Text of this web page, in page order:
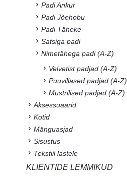
Padi Ankur
Padi Jõehobu
Padi Täheke
Satsiga padi
Nimetähega padi (A-Z)
Velvetist padjad (A-Z)
Puuvillased padjad (A-Z)
Mustrilised padjad (A-Z)
Aksessuaarid
Kotid
Mänguasjad
Sisustus
Tekstiil lastele
KLIENTIDE LEMMIKUD